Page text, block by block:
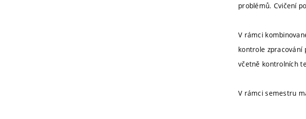
problémů. Cvičení
V rámci
kontrole zpracování
včetně kontrolních
V rámci semestru